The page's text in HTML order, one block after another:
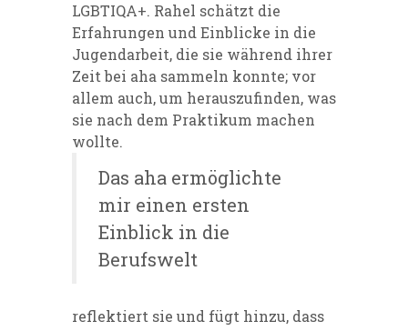
LGBTIQA+. Rahel schätzt die
Erfahrungen und Einblicke in die
Jugendarbeit, die sie während ihrer
Zeit bei aha sammeln konnte; vor
allem auch, um herauszufinden, was
sie nach dem Praktikum machen
wollte.
Das aha ermöglichte
mir einen ersten
Einblick in die
Berufswelt
reflektiert sie und fügt hinzu, dass